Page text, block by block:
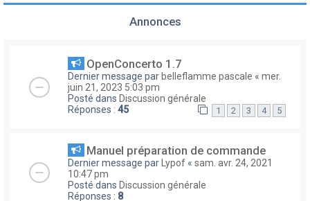
Annonces
OpenConcerto 1.7
Dernier message par belleflamme pascale « mer.
juin 21, 2023 5:03 pm
Posté dans Discussion générale
Réponses : 45 1 2 3 4 5
Manuel préparation de commande
Dernier message par Lypof « sam. avr. 24, 2021
10:47 pm
Posté dans Discussion générale
Réponses : 8